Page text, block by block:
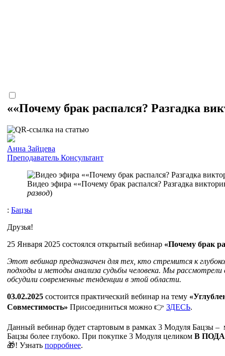
««Почему брак распался? Разгадка
Анна Зайцева
Преподаватель Консультант
Видео эфира ««Почему брак распался? Разгадка
развод)
: Бацзы
Друзья!
25 Января 2025 состоялся открытый вебинар «Почему брак
Этот вебинар предназначен для тех, кто стремится к
подходы и методы анализа судьбы человека. Мы
обсудили современные тенденции в этой области.
03.02.2025 состоится практический вебинар на тему
Совместимость» Присоединиться можно 👉 ЗДЕСЬ.
Данный вебинар будет стартовым в рамках 3 Модуля Бацзы –
Бацзы более глубоко. При покупке 3 Модуля целиком В
🎁! Узнать порробнее.